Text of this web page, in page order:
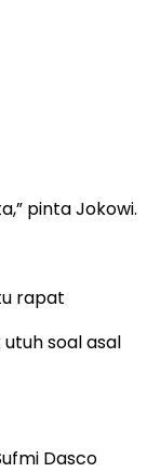
pinta Jokowi.
rapat
soal asal
Dasco